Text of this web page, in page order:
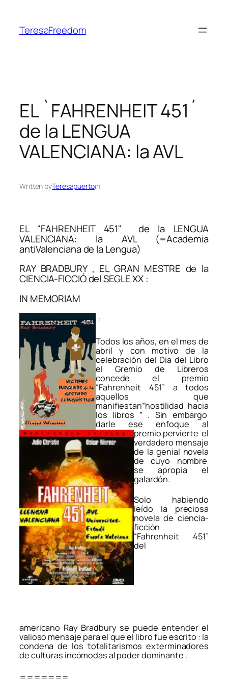
content
TeresaFreedom
EL `FAHRENHEIT 451´
de la LENGUA
VALENCIANA: la AVL
Written byTeresapuertoin
EL "FAHRENHEIT 451" de la LENGUA
VALENCIANA: la AVL (=Academia
antiValenciana de la Lengua)
RAY BRADBURY , EL GRAN MESTRE de la
CIENCIA-FICCIÓ del SEGLE XX :
IN MEMORIAM
:
Todos los años, en el mes de
abril y con motivo de la
celebración del Dia del Libro
el Gremio de Libreros
concede el premio
“Fahrenheit 451” a todos
aquellos que
manifiestan”hostilidad hacia
los libros ” . Sin embargo
darle ese enfoque al
premio pervierte el
verdadero mensaje
de la genial novela
de cuyo nombre
se apropia el
galardón.
Solo habiendo
leído la preciosa
novela de ciencia-
ficción
“Fahrenheit 451”
del
americano Ray Bradbury se puede entender el
valioso mensaje para el que el libro fue escrito : la
condena de los totalitarismos exterminadores
de culturas incómodas al poder dominante .
=======